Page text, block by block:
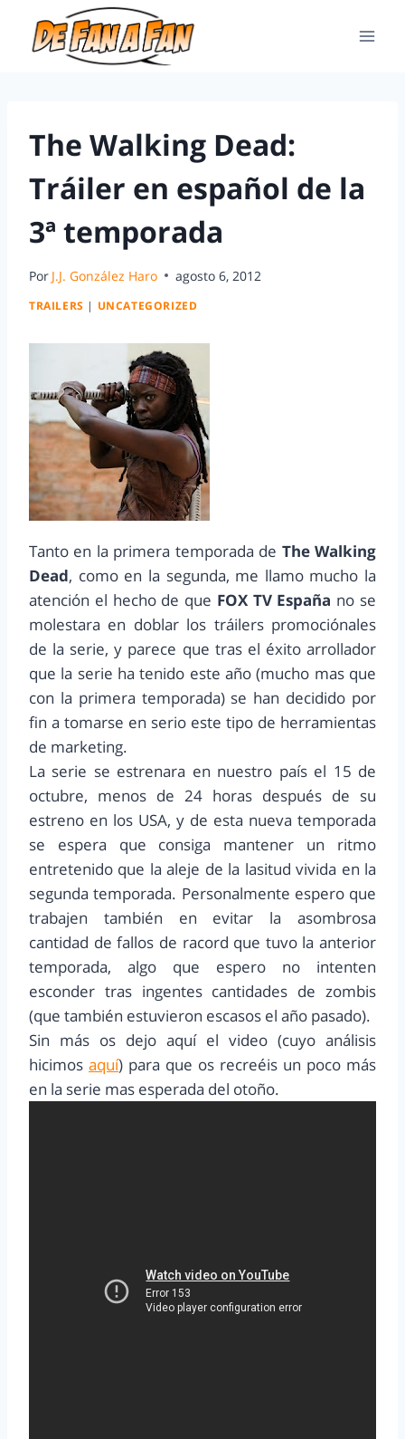
The Walking Dead:
Tráiler en español de la
3ª temporada
Por J.J. González Haro agosto 6, 2012
TRAILERS | UNCATEGORIZED
Tanto en la primera temporada de The Walking
Dead, como en la segunda, me llamo mucho la
atención el hecho de que FOX TV España no se
molestara en doblar los tráilers promociónales
de la serie, y parece que tras el éxito arrollador
que la serie ha tenido este año (mucho mas que
con la primera temporada) se han decidido por
fin a tomarse en serio este tipo de herramientas
de marketing.
La serie se estrenara en nuestro país el 15 de
octubre, menos de 24 horas después de su
estreno en los USA, y de esta nueva temporada
se espera que consiga mantener un ritmo
entretenido que la aleje de la lasitud vivida en la
segunda temporada. Personalmente espero que
trabajen también en evitar la asombrosa
cantidad de fallos de racord que tuvo la anterior
temporada, algo que espero no intenten
esconder tras ingentes cantidades de zombis
(que también estuvieron escasos el año pasado).
Sin más os dejo aquí el video (cuyo análisis
hicimos aquí) para que os recreéis un poco más
en la serie mas esperada del otoño.